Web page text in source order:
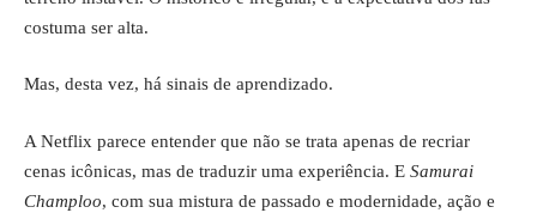
costuma ser alta.
Mas, desta vez, há sinais de aprendizado.
A Netflix parece entender que não se trata apenas de recriar
cenas icônicas, mas de traduzir uma experiência. E Samurai
Champloo, com sua mistura de passado e modernidade, ação e